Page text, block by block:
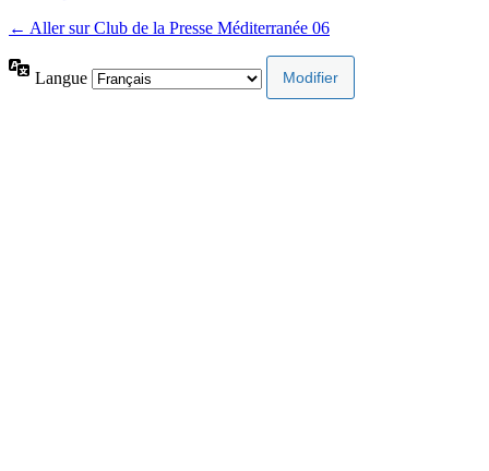
← Aller sur Club de la Presse Méditerranée 06
Langue